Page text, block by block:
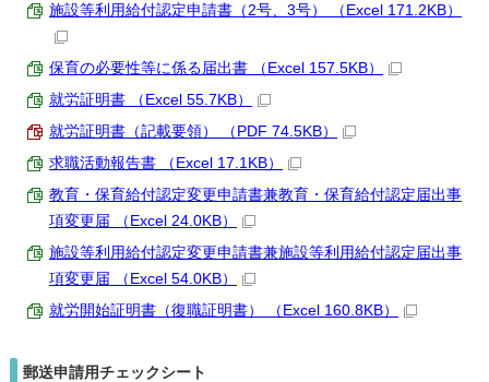
施設等利用給付認定申請書（2号、3号） （Excel 171.2KB）
保育の必要性等に係る届出書 （Excel 157.5KB）
就労証明書 （Excel 55.7KB）
就労証明書（記載要領） （PDF 74.5KB）
求職活動報告書 （Excel 17.1KB）
教育・保育給付認定変更申請書兼教育・保育給付認定届出事
項変更届 （Excel 24.0KB）
施設等利用給付認定変更申請書兼施設等利用給付認定届出事
項変更届 （Excel 54.0KB）
就労開始証明書（復職証明書） （Excel 160.8KB）
郵送申請用チェックシート